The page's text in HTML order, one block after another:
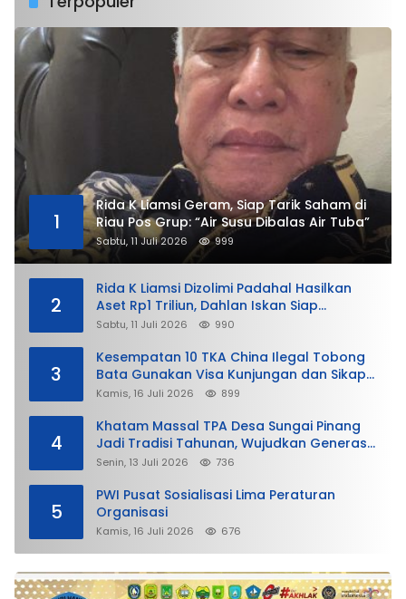
1
Rida K Liamsi Geram, Siap Tarik Saham di
Riau Pos Grup: “Air Susu Dibalas Air Tuba”
Sabtu, 11 Juli 2026 999
2
Rida K Liamsi Dizolimi Padahal Hasilkan
Aset Rp1 Triliun, Dahlan Iskan Siap
Membela
Sabtu, 11 Juli 2026 990
3
Kesempatan 10 TKA China Ilegal Tobong
Bata Gunakan Visa Kunjungan dan Sikap
Lunak Ditjen Imigrasi Kepri?
Kamis, 16 Juli 2026 899
4
Khatam Massal TPA Desa Sungai Pinang
Jadi Tradisi Tahunan, Wujudkan Generasi
Qurani
Senin, 13 Juli 2026 736
5
PWI Pusat Sosialisasi Lima Peraturan
Organisasi
Kamis, 16 Juli 2026 676